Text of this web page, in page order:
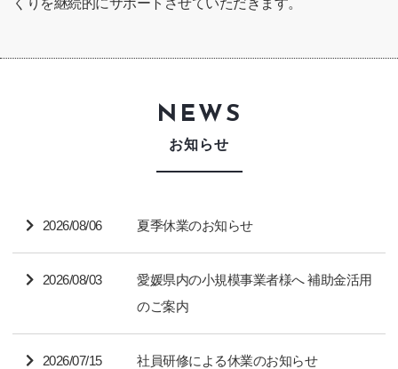
NEWS
お知らせ
2026/08/06 夏季休業のお知らせ
2026/08/03
愛媛県内の小規模事業者様へ 補助金活用
のご案内
2026/07/15 社員研修による休業のお知らせ